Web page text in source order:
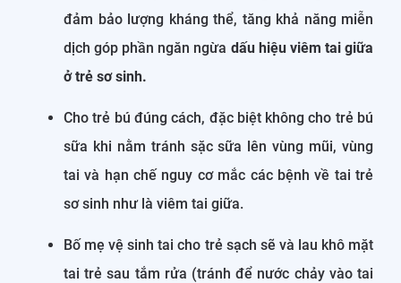
đảm bảo lượng kháng thể, tăng khả năng miễn
dịch góp phần ngăn ngừa dấu hiệu viêm tai giữa
ở trẻ sơ sinh.
Cho trẻ bú đúng cách, đặc biệt không cho trẻ bú
sữa khi nằm tránh sặc sữa lên vùng mũi, vùng
tai và hạn chế nguy cơ mắc các bệnh về tai trẻ
sơ sinh như là viêm tai giữa.
Bố mẹ vệ sinh tai cho trẻ sạch sẽ và lau khô mặt
tai trẻ sau tắm rửa (tránh để nước chảy vào tai